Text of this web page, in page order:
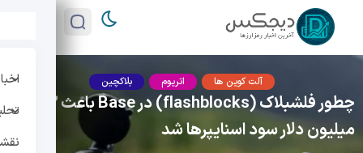
آلت کوین ها اتریوم بلاکچین
چطور فلشبلاک (flashblocks) در Base باعث 1.3
میلیون دلار سود اسنایپرها شد